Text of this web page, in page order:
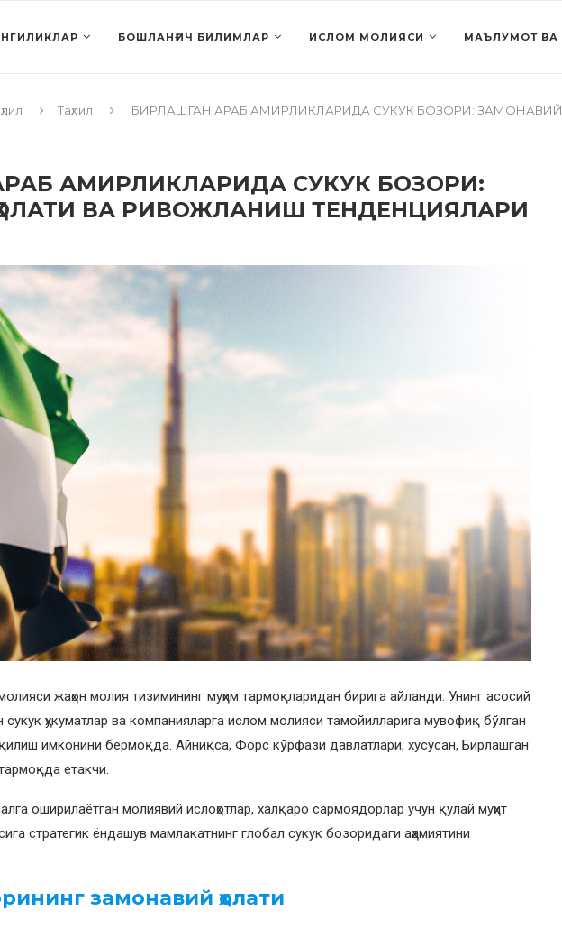
БОШЛАНҒИЧ БИЛИМЛАР ИСЛОМ МОЛИЯСИ МАЪЛУМОТ ВА
Таҳлил БИРЛАШГАН АРАБ АМИРЛИКЛАРИДА СУКУК БОЗОРИ:
АМИРЛИКЛАРИДА СУКУК БОЗОРИ:
ВА РИВОЖЛАНИШ ТЕНДЕНЦИЯЛАРИ
жаҳон молия тизимининг муҳим тармоқларидан бирига айланди. Унинг асосий
ҳукуматлар ва компанияларга ислом молияси тамойилларига мувофиқ бўлган
имконини бермоқда. Айниқса, Форс кўрфази давлатлари, хусусан, Бирлашган
етакчи.
оширилаётган молиявий ислоҳотлар, халқаро сармоядорлар учун қулай муҳит
стратегик ёндашув мамлакатнинг глобал сукук бозоридаги аҳамиятини
замонавий ҳолати